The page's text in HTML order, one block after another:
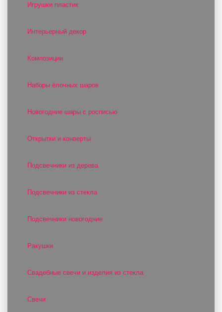
Игрушки пластик
Интерьерный декор
Композиции
Наборы ёлочных шаров
Новогодние шары с росписью
Открытки и конверты
Подсвечники из дерева
Подсвечники из стекла
Подсвечники новогодние
Ракушки
Свадебные свечи и изделия из стекла
Свечи